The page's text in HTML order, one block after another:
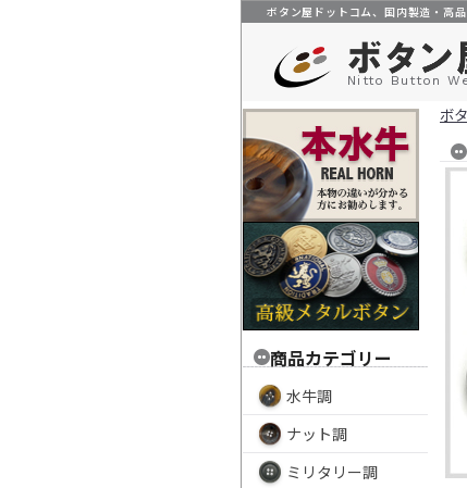
ボタン屋ドットコム、国内製造・高
Nitto Button
商品カテゴリー
水牛調
ナット調
ミリタリー調
ボ